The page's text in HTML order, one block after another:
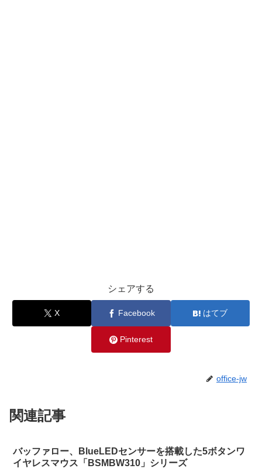
シェアする
X Facebook はてブ
Pinterest
office-jw
関連記事
バッファロー、BlueLEDセンサーを搭載した5ボタンワ
イヤレスマウス「BSMBW310」シリーズ